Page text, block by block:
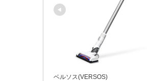
ベルソス(VERSOS)